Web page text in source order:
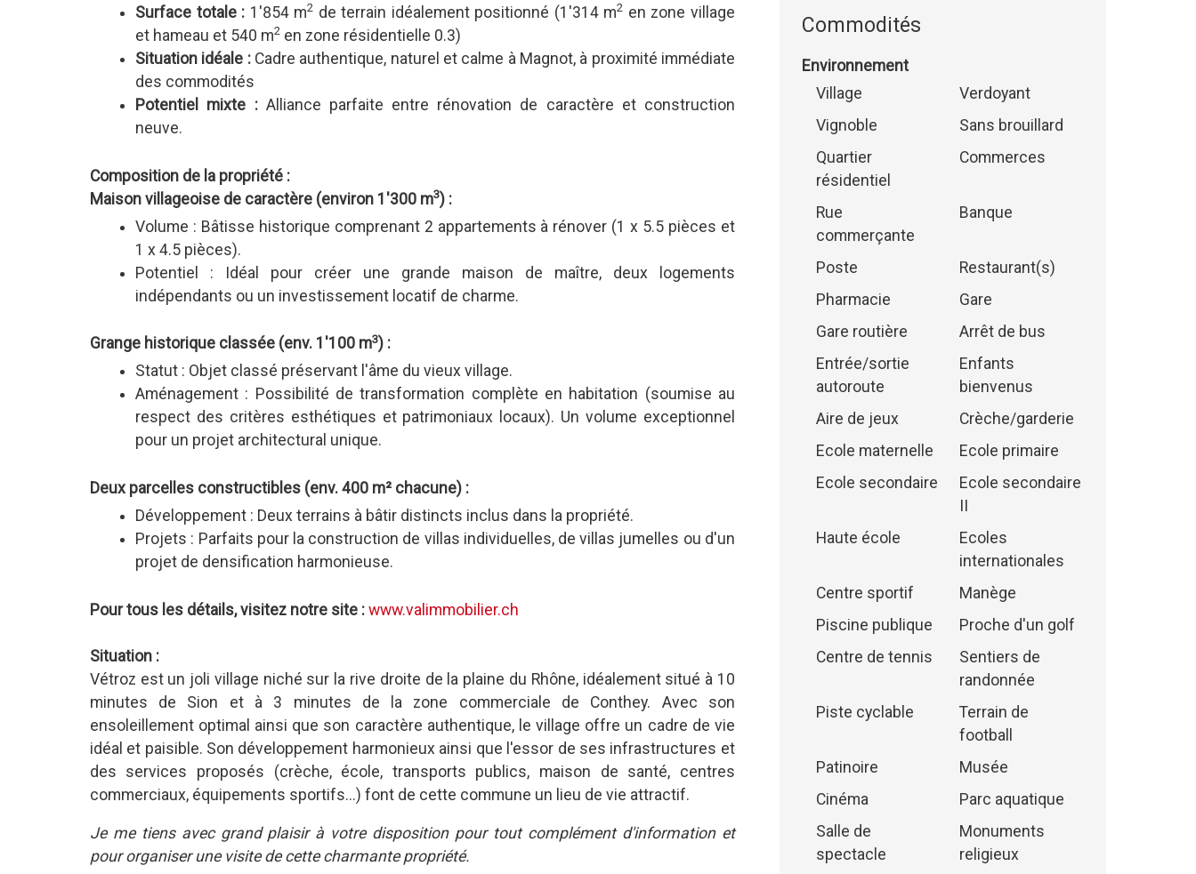
Surface totale : 1'854 m2 de terrain idéalement positionné (1'314 m2 en zone village
et hameau et 540 m2 en zone résidentielle 0.3)
Situation idéale :Cadre authentique, naturel et calme à Magnot, à proximité immédiate
des commodités
Potentiel mixte :Alliance parfaite entre rénovation de caractère et construction
neuve.
Composition de la propriété :
Maison villageoise de caractère (environ 1'300 m3) :
Volume : Bâtisse historique comprenant 2 appartements à rénover (1 x 5.5 pièces et
1 x 4.5 pièces).
Potentiel : Idéal pour créer une grande maison de maître, deux logements
indépendants ou un investissement locatif de charme.
Grange historique classée (env. 1'100 m3) :
Statut : Objet classé préservant l'âme du vieux village.
Aménagement : Possibilité de transformation complète en habitation (soumise au
respect des critères esthétiques et patrimoniaux locaux). Un volume exceptionnel
pour un projet architectural unique.
Deux parcelles constructibles (env. 400 m² chacune) :
Développement : Deux terrains à bâtir distincts inclus dans la propriété.
Projets : Parfaits pour la construction de villas individuelles, de villas jumelles ou d'un
projet de densification harmonieuse.
Pour tous les détails, visitez notre site : www.valimmobilier.ch
Situation :
Vétroz est un joli village niché sur la rive droite de la plaine du Rhône, idéalement situé à 10
minutes de Sion et à 3 minutes de la zone commerciale de Conthey. Avec son
ensoleillement optimal ainsi que son caractère authentique, le village offre un cadre de vie
idéal et paisible. Son développement harmonieux ainsi que l'essor de ses infrastructures et
des services proposés (crèche, école, transports publics, maison de santé, centres
commerciaux, équipements sportifs...) font de cette commune un lieu de vie attractif.
Je me tiens avec grand plaisir à votre disposition pour tout complément d'information et
pour organiser une visite de cette charmante propriété.
Commodités
Environnement
Village
Verdoyant
Vignoble
Sans brouillard
Quartier
résidentiel
Commerces
Rue
commerçante
Banque
Poste
Restaurant(s)
Pharmacie
Gare
Gare routière
Arrêt de bus
Entrée/sortie
autoroute
Enfants
bienvenus
Aire de jeux
Crèche/garderie
Ecole maternelle
Ecole primaire
Ecole secondaire
Ecole secondaire
Haute école
Ecoles
internationales
Centre sportif
Manège
Piscine publique
Proche d'un golf
Centre de tennis
Sentiers de
randonnée
Piste cyclable
Terrain de
football
Patinoire
Musée
Cinéma
Parc aquatique
Salle de
spectacle
Monuments
religieux